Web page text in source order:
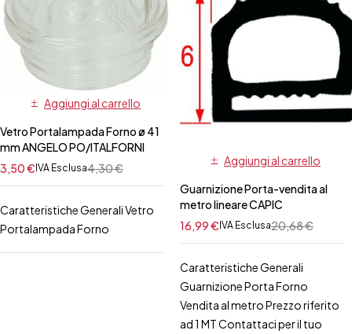
Aggiungi al carrello
Vetro Portalampada Forno ø 41
mm ANGELO PO/ITALFORNI
4,30€
3,50€ IVA Esclusa
Caratteristiche Generali Vetro
Portalampada Forno
Aggiungi al carrello
Guarnizione Porta-vendita al
metro lineare CAPIC
20,68€
16,99€ IVA Esclusa
Caratteristiche Generali
Guarnizione Porta Forno
Vendita al metro Prezzo riferito
ad 1 MT Contattaci per il tuo